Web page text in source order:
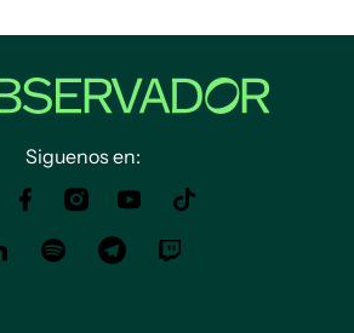
Siguenos en: